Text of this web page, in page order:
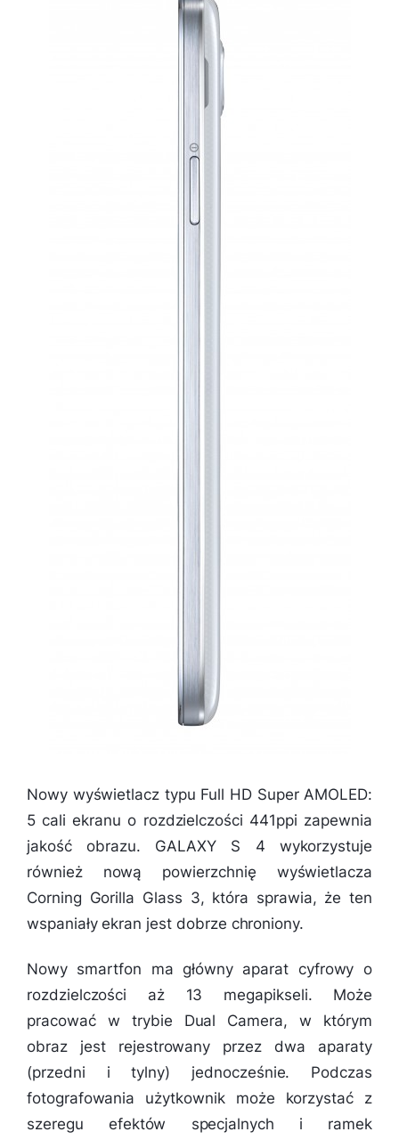
Nowy wyświetlacz typu Full HD Super AMOLED:
5 cali ekranu o rozdzielczości 441ppi zapewnia
jakość obrazu. GALAXY S 4 wykorzystuje
również nową powierzchnię wyświetlacza
Corning Gorilla Glass 3, która sprawia, że ten
wspaniały ekran jest dobrze chroniony.
Nowy smartfon ma główny aparat cyfrowy o
rozdzielczości aż 13 megapikseli. Może
pracować w trybie Dual Camera, w którym
obraz jest rejestrowany przez dwa aparaty
(przedni i tylny) jednocześnie. Podczas
fotografowania użytkownik może korzystać z
szeregu efektów specjalnych i ramek